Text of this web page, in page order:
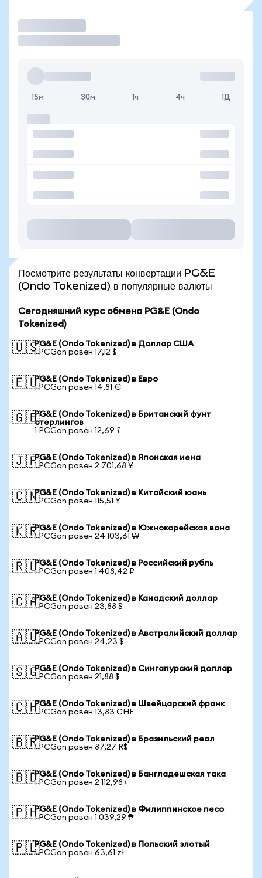
15м 30м 1ч 4ч 1Д
Посмотрите результаты конвертации PG&E
(Ondo Tokenized) в популярные валюты
Сегодняшний курс обмена PG&E (Ondo
Tokenized)
🇺🇸PG&E (Ondo Tokenized) в Доллар США
1 PCGon равен 17,12 $
🇪🇺PG&E (Ondo Tokenized) в Евро
1 PCGon равен 14,81 €
🇬🇧PG&E (Ondo Tokenized) в Британский фунт
стерлингов
1 PCGon равен 12,69 £
🇯🇵PG&E (Ondo Tokenized) в Японская иена
1 PCGon равен 2 701,68 ¥
🇨🇳PG&E (Ondo Tokenized) в Китайский юань
1 PCGon равен 115,51 ¥
🇰🇷PG&E (Ondo Tokenized) в Южнокорейская вона
1 PCGon равен 24 103,61 ₩
🇷🇺PG&E (Ondo Tokenized) в Российский рубль
1 PCGon равен 1 408,42 ₽
🇨🇦PG&E (Ondo Tokenized) в Канадский доллар
1 PCGon равен 23,88 $
🇦🇺PG&E (Ondo Tokenized) в Австралийский доллар
1 PCGon равен 24,23 $
🇸🇬PG&E (Ondo Tokenized) в Сингапурский доллар
1 PCGon равен 21,88 $
🇨🇭PG&E (Ondo Tokenized) в Швейцарский франк
1 PCGon равен 13,83 CHF
🇧🇷PG&E (Ondo Tokenized) в Бразильский реал
1 PCGon равен 87,27 R$
🇧🇩PG&E (Ondo Tokenized) в Бангладешская така
1 PCGon равен 2 112,98 ৳
🇵🇭PG&E (Ondo Tokenized) в Филиппинское песо
1 PCGon равен 1 039,29 ₱
🇵🇱PG&E (Ondo Tokenized) в Польский злотый
1 PCGon равен 63,61 zł